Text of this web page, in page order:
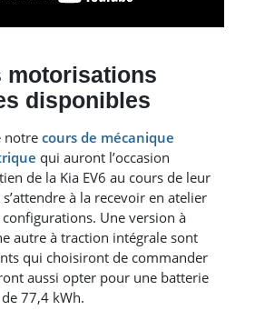
motorisations
disponibles
notre cours de mécanique
qui auront l’occasion
de la Kia EV6 au cours de leur
à la recevoir en atelier
Une version à
autre à traction intégrale sont
qui choisiront de commander
aussi opter pour une batterie
77,4 kWh.